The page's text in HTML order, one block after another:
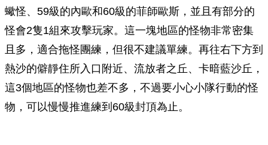
蠍怪、59級的內歐和60級的菲師歐斯，並且有部分的
怪會2隻1組來攻擊玩家。這一塊地區的怪物非常密集
且多，適合拖怪團練，但很不建議單練。再往右下方到
熱沙的僻靜住所入口附近、流放者之丘、卡暗藍沙丘，
這3個地區的怪物也差不多，不過要小心小隊行動的怪
物，可以慢慢推進練到60級封頂為止。